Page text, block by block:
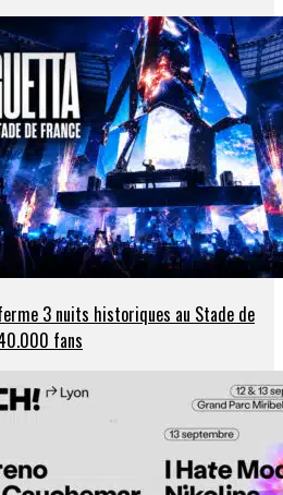
3 nuits historiques au Stade de
fans